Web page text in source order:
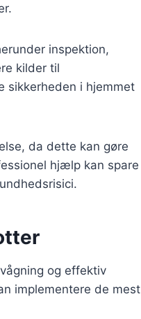
inspektion,
kilder til
sikkerheden i hjemmet
da dette kan gøre
hjælp kan spare
og effektiv
implementere de mest